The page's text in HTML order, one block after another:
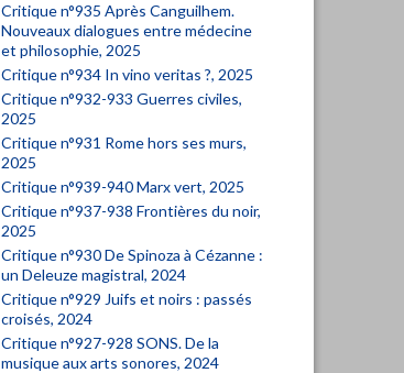
Critique n°935 Après Canguilhem.
Nouveaux dialogues entre médecine
et philosophie, 2025
Critique n°934 In vino veritas ?, 2025
Critique n°932-933 Guerres civiles,
2025
Critique n°931 Rome hors ses murs,
2025
Critique n°939-940 Marx vert, 2025
Critique n°937-938 Frontières du noir,
2025
Critique n°930 De Spinoza à Cézanne :
un Deleuze magistral, 2024
Critique n°929 Juifs et noirs : passés
croisés, 2024
Critique n°927-928 SONS. De la
musique aux arts sonores, 2024